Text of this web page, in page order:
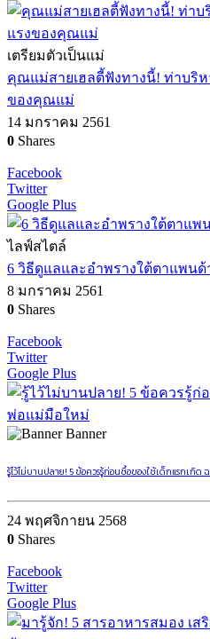
เตรียมตัวเป็นแม่
คุณแม่สายเฮลตี้ฟังทางนี้! ท่าบริห
ของคุณแม่
14 มกราคม 2561
0 Shares
Facebook
Twitter
Google Plus
ไลฟ์สไตล์
6 วิธีดูแลและอำพรางใต้ตาแพน
8 มกราคม 2561
0 Shares
Facebook
Twitter
Google Plus
Banner
รู้ไว้ไม่บานปลาย! 5 ข้อควรรู้ก่อนซื้อของใช้เด็กแรกเกิ
24 พฤศจิกายน 2568
0 Shares
Facebook
Twitter
Google Plus